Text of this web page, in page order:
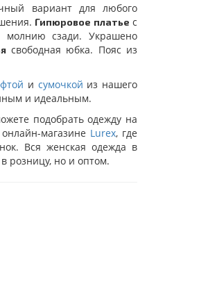
вариант для любого
Гипюровое платье с
молнию сзади. Украшено
свободная юбка. Пояс из
и сумочкой из нашего
и идеальным.
подобрать одежду на
магазине Lurex, где
Вся женская одежда в
розницу, но и оптом.